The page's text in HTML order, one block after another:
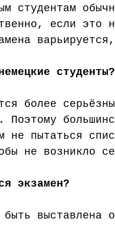
студентам
если это
студенты?
более
Поэтому
не пытаться
не возникло
экзамен?
выставлена